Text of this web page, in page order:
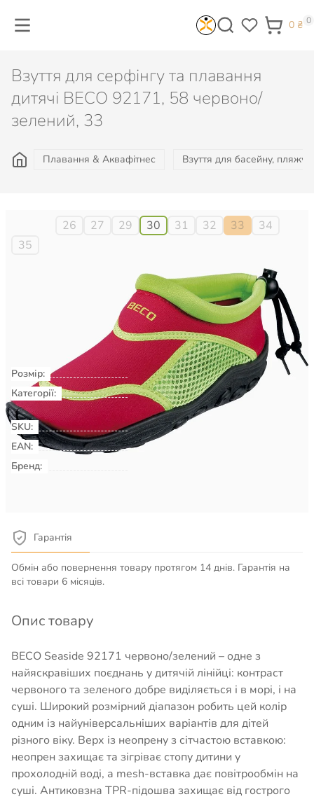
0 ₴ 0
Взуття для серфінгу та плавання
дитячі BECO 92171, 58 червоно/
зелений, 33
Плавання & Аквафітнес Взуття для басейну, пляжу,
26 27 29 30 31 32 33
34
35
Не доступно
Розмір:
Категорії:
Плавання & Аквафітнес
для басейну, пляжу, серфінгу
SKU:
00009140
EAN:
Бренд:
Гарантія
Обмін або повернення товару протягом 14 днів. Гарантія на
всі товари 6 місяців.
Опис товару
BECO Seaside 92171 червоно/зелений – одне з
найяскравіших поєднань у дитячій лінійці: контраст
червоного та зеленого добре виділяється і в морі, і на
суші. Широкий розмірний діапазон робить цей колір
одним із найуніверсальніших варіантів для дітей
різного віку. Верх із неопрену з сітчастою вставкою:
неопрен захищає та зігріває стопу дитини у
прохолодній воді, а mesh-вставка дає повітрообмін на
суші. Антиковзна TPR-підошва захищає від гострого